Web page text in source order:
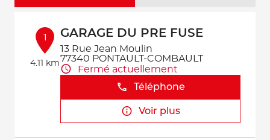
1
4.11 km
GARAGE DU PRE FUSE
13 Rue Jean Moulin
77340 PONTAULT-COMBAULT
Fermé actuellement
Téléphone
Voir plus